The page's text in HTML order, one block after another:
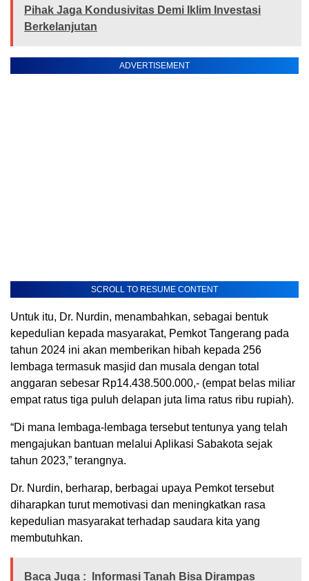
Pihak Jaga Kondusivitas Demi Iklim Investasi
Berkelanjutan
ADVERTISEMENT
SCROLL TO RESUME CONTENT
Untuk itu, Dr. Nurdin, menambahkan, sebagai bentuk
kepedulian kepada masyarakat, Pemkot Tangerang pada
tahun 2024 ini akan memberikan hibah kepada 256
lembaga termasuk masjid dan musala dengan total
anggaran sebesar Rp14.438.500.000,- (empat belas miliar
empat ratus tiga puluh delapan juta lima ratus ribu rupiah).
“Di mana lembaga-lembaga tersebut tentunya yang telah
mengajukan bantuan melalui Aplikasi Sabakota sejak
tahun 2023,” terangnya.
Dr. Nurdin, berharap, berbagai upaya Pemkot tersebut
diharapkan turut memotivasi dan meningkatkan rasa
kepedulian masyarakat terhadap saudara kita yang
membutuhkan.
Baca Juga : Informasi Tanah Bisa Dirampas